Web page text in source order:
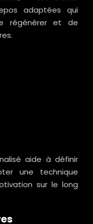
adaptées qui
régénérer et de
aide à définir
une technique
sur le long